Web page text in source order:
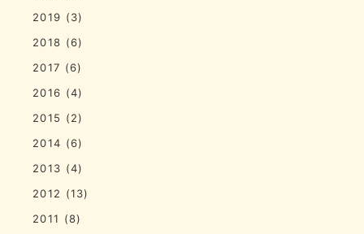
2019 (3)
2018 (6)
2017 (6)
2016 (4)
2015 (2)
2014 (6)
2013 (4)
2012 (13)
2011 (8)